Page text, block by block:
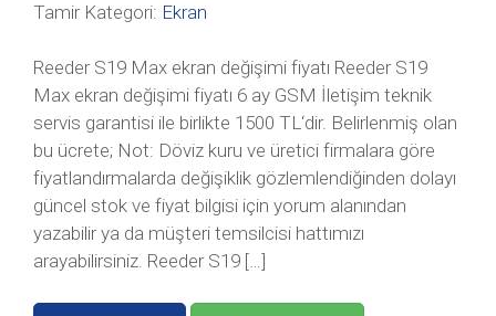
Tamir Kategori: Ekran
Reeder S19 Max ekran değişimi fiyatı Reeder S19
Max ekran değişimi fiyatı 6 ay GSM İletişim teknik
servis garantisi ile birlikte 1500 TL‘dir. Belirlenmiş olan
bu ücrete; Not: Döviz kuru ve üretici firmalara göre
fiyatlandırmalarda değişiklik gözlemlendiğinden dolayı
güncel stok ve fiyat bilgisi için yorum alanından
yazabilir ya da müşteri temsilcisi hattımızı
arayabilirsiniz. Reeder S19 […]